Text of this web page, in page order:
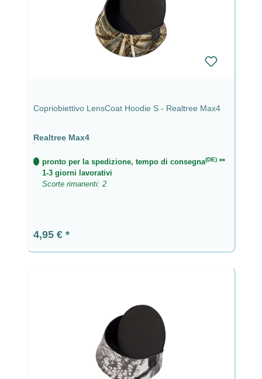
Copriobiettivo LensCoat Hoodie S - Realtree Max4
Realtree Max4
pronto per la spedizione, tempo di consegna(DE) **
1-3 giorni lavorativi
Scorte rimanenti: 2
Prezzo normale:
4,95 €